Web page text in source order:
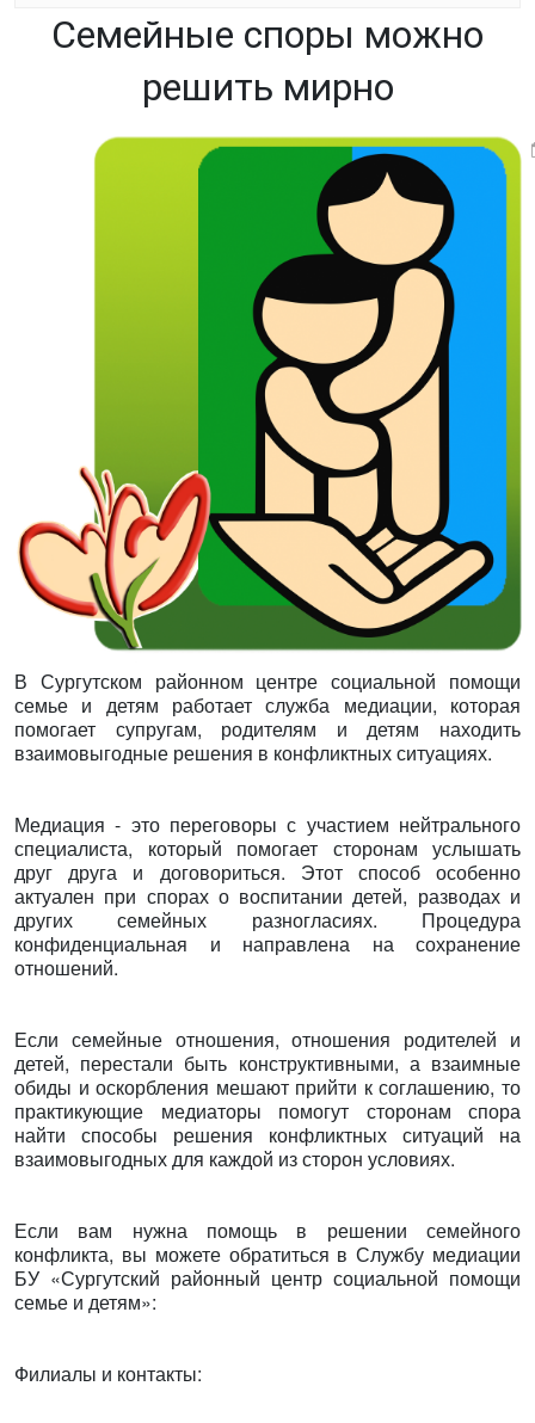
Семейные споры можно
решить мирно
В Сургутском районном центре социальной помощи
семье и детям работает служба медиации, которая
помогает супругам, родителям и детям находить
взаимовыгодные решения в конфликтных ситуациях.
Медиация - это переговоры с участием нейтрального
специалиста, который помогает сторонам услышать
друг друга и договориться. Этот способ особенно
актуален при спорах о воспитании детей, разводах и
других семейных разногласиях. Процедура
конфиденциальная и направлена на сохранение
отношений.
Если семейные отношения, отношения родителей и
детей, перестали быть конструктивными, а взаимные
обиды и оскорбления мешают прийти к соглашению, то
практикующие медиаторы помогут сторонам спора
найти способы решения конфликтных ситуаций на
взаимовыгодных для каждой из сторон условиях.
Если вам нужна помощь в решении семейного
конфликта, вы можете обратиться в Службу медиации
БУ «Сургутский районный центр социальной помощи
семье и детям»:
Филиалы и контакты: